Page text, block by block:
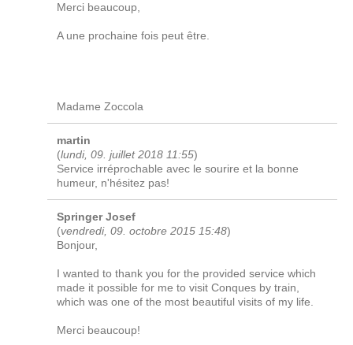
Merci beaucoup,
A une prochaine fois peut être.
Madame Zoccola
martin
(lundi, 09. juillet 2018 11:55)
Service irréprochable avec le sourire et la bonne
humeur, n'hésitez pas!
Springer Josef
(vendredi, 09. octobre 2015 15:48)
Bonjour,
I wanted to thank you for the provided service which
made it possible for me to visit Conques by train,
which was one of the most beautiful visits of my life.
Merci beaucoup!